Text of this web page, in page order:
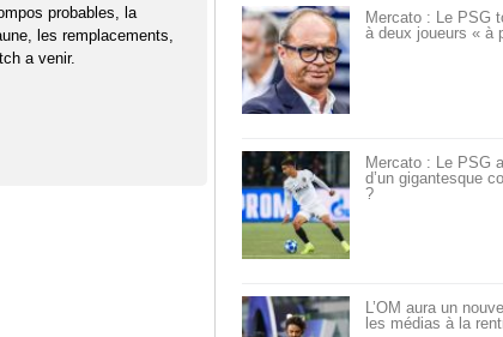
probables, la
les remplacements,
a venir.
Mercato : Le PSG
à deux joueurs « à
Mercato : Le PSG
d’un gigantesque
?
L’OM aura un
les médias à la